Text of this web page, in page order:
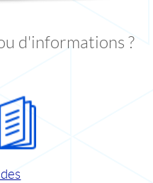
d'informations ?